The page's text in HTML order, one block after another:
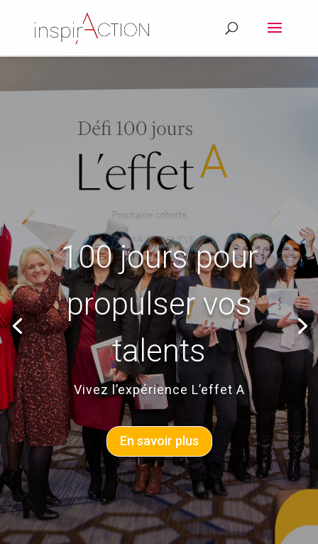
100 jours pour
propulser vos
talents
Vivez l’expérience L’effet A
En savoir plus